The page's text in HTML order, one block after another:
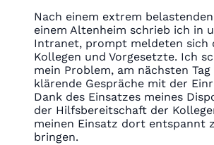
Nach einem extrem
einem Altenheim schrieb ich in
Intranet, prompt meldeten sich
Kollegen und Vorgesetzte. Ich
mein Problem, am nächsten Tag
klärende Gespräche mit der
Dank des Einsatzes meines
der Hilfsbereitschaft der
meinen Einsatz dort entspannt
bringen.